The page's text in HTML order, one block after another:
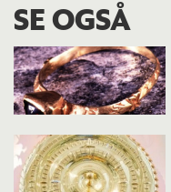
SE OGSÅ